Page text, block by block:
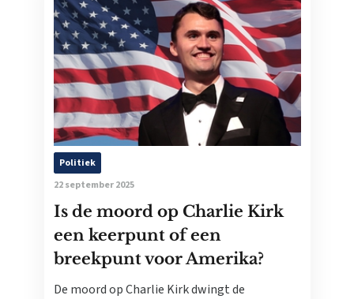
Politiek
22 september 2025
Is de moord op Charlie Kirk
een keerpunt of een
breekpunt voor Amerika?
De moord op Charlie Kirk dwingt de